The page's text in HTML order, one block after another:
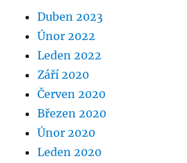
Duben 2023
Únor 2022
Leden 2022
Září 2020
Červen 2020
Březen 2020
Únor 2020
Leden 2020